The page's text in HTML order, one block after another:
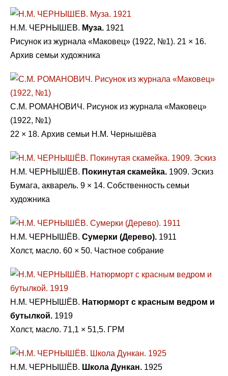
Н.М. ЧЕРНЫШЕВ. Муза. 1921
Рисунок из журнала «Маковец» (1922, №1). 21 × 16.
Архив семьи художника
C.М. РОМАНОВИЧ. Рисунок из журнала «Маковец»
(1922, №1)
22 × 18. Архив семьи Н.М. Чернышёва
Н.М. ЧЕРНЫШЁВ. Покинутая скамейка. 1909. Эскиз
Бумага, акварель. 9 × 14. Собственность семьи
художника
Н.М. ЧЕРНЫШЁВ. Сумерки (Дерево). 1911
Холст, масло. 60 × 50. Частное собрание
Н.М. ЧЕРНЫШЁВ. Натюрморт с красным ведром и
бутылкой. 1919
Холст, масло. 71,1 × 51,5. ГРМ
Н.М. ЧЕРНЫШЁВ. Школа Дункан. 1925